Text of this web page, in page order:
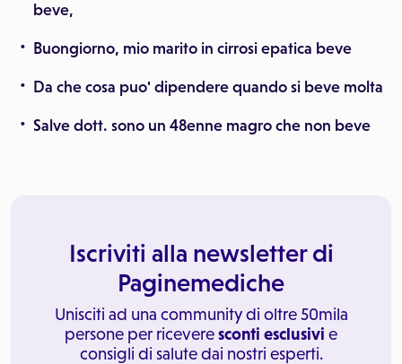
beve,
Buongiorno, mio marito in cirrosi epatica beve
Da che cosa puo' dipendere quando si beve molta
Salve dott. sono un 48enne magro che non beve
Iscriviti alla newsletter di
Paginemediche
Unisciti ad una community di oltre 50mila
persone per riceveresconti esclusivi e
consigli di salute dai nostri esperti.